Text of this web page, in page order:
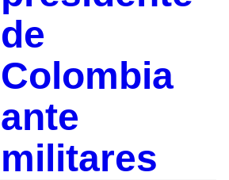
de
Colombia
ante
militares